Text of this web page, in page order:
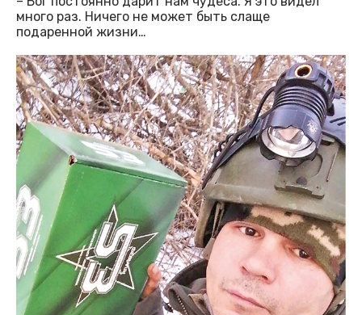
много раз. Ничего не может быть слаще
подаренной жизни…